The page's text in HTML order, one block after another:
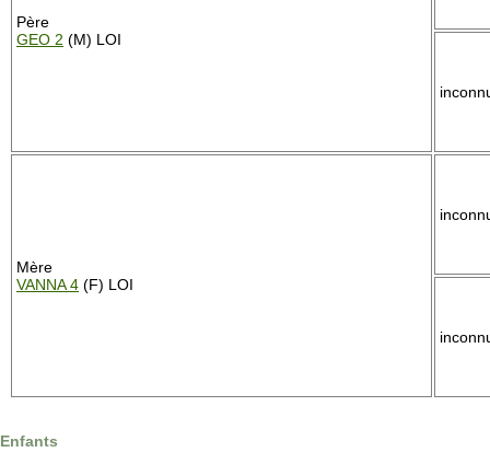
Père
GEO 2 (M) LOI
Mère
VANNA 4 (F) LOI
Enfants